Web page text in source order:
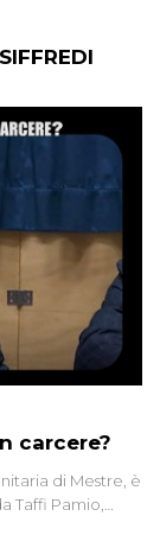
carcere?
di Mestre, è
Taffi Pamio,